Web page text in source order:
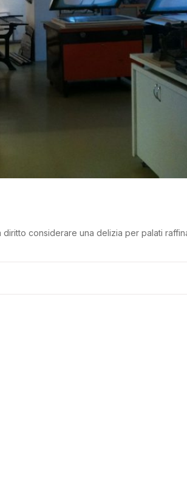
considerare una delizia per palati